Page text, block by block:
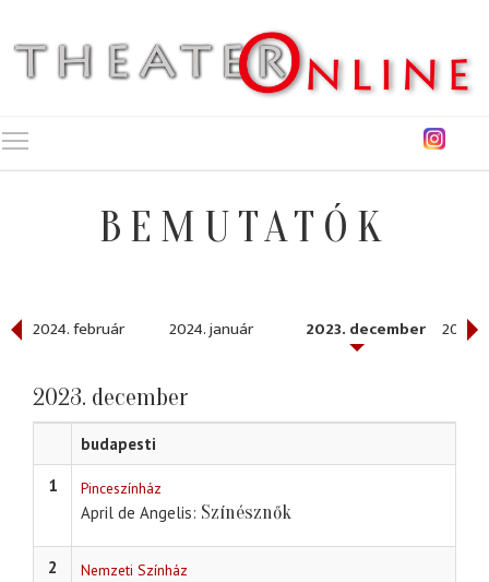
BEMUTATÓK
2024. február 2024. január 2023. december 2023.
2023. december
budapesti
1
Pinceszínház
April de Angelis Színésznők
2 Nemzeti Színház